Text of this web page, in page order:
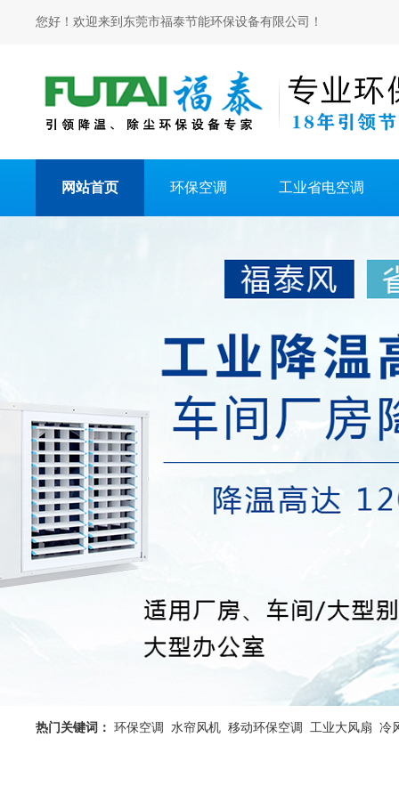
您好！欢迎来到东莞市福泰节能环保设备有限公司！
网站首页 环保空调 工业省电空调
热门关键词： 环保空调 水帘风机 移动环保空调 工业大风扇 冷